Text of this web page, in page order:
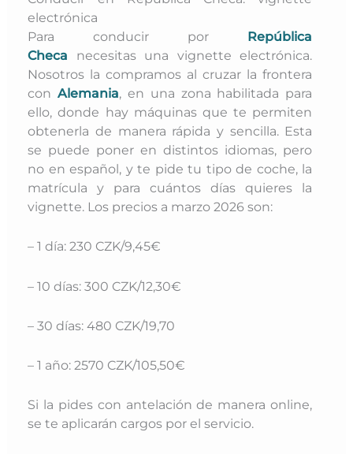
electrónica
Para conducir por República
Checa necesitas una vignette electrónica.
Nosotros la compramos al cruzar la frontera
conAlemania, en una zona habilitada para
ello, donde hay máquinas que te permiten
obtenerla de manera rápida y sencilla. Esta
se puede poner en distintos idiomas, pero
no en español, y te pide tu tipo de coche, la
matrícula y para cuántos días quieres la
vignette. Los precios a marzo 2026 son:
– 1 día: 230 CZK/9,45€
– 10 días: 300 CZK/12,30€
– 30 días: 480 CZK/19,70
– 1 año: 2570 CZK/105,50€
Si la pides con antelación de manera online,
se te aplicarán cargos por el servicio.